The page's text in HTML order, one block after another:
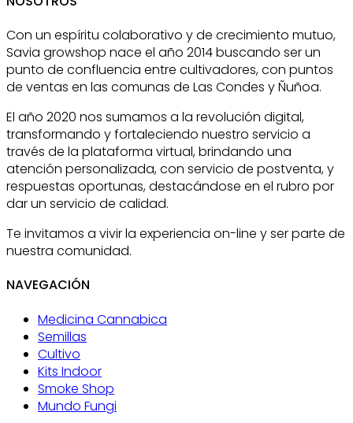
Con un espíritu colaborativo y de crecimiento mutuo,
Savia growshop nace el año 2014 buscando ser un
punto de confluencia entre cultivadores, con puntos
de ventas en las comunas de Las Condes y Ñuñoa.
El año 2020 nos sumamos a la revolución digital,
transformando y fortaleciendo nuestro servicio a
través de la plataforma virtual, brindando una
atención personalizada, con servicio de postventa, y
respuestas oportunas, destacándose en el rubro por
dar un servicio de calidad.
Te invitamos a vivir la experiencia on-line y ser parte de
nuestra comunidad.
NAVEGACIÓN
Medicina Cannabica
Semillas
Cultivo
Kits Indoor
Smoke Shop
Mundo Fungi